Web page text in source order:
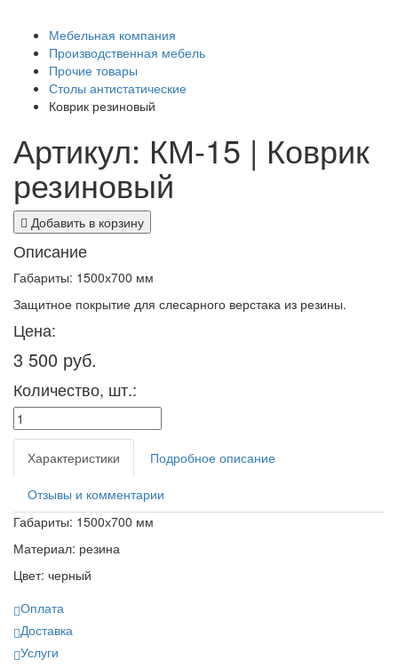
Мебельная компания
Производственная мебель
Прочие товары
Столы антистатические
Коврик резиновый
Артикул: КМ-15 | Коврик
резиновый
Добавить в корзину
Описание
Габариты: 1500х700 мм
Защитное покрытие для слесарного верстака из резины.
Цена:
3 500 руб.
Количество, шт.:
Характеристики Подробное описание
Отзывы и комментарии
Габариты: 1500х700 мм
Материал: резина
Цвет: черный
Оплата
Доставка
Услуги